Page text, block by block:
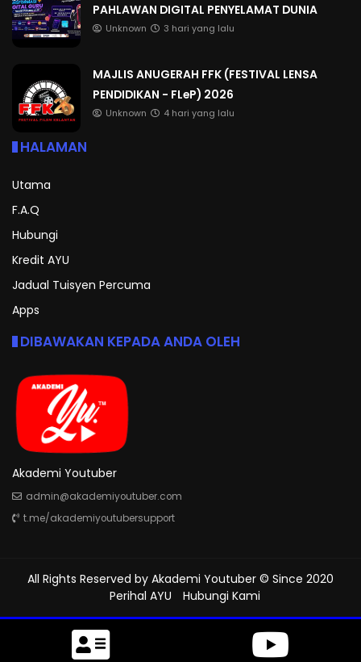
PAHLAWAN DIGITAL PENYELAMAT DUNIA
Unknown 3 hari yang lalu
MAJLIS ANUGERAH FFK (FESTIVAL LENSA
PENDIDIKAN - FLeP) 2026
Unknown 4 hari yang lalu
HALAMAN
Utama
F.A.Q
Hubungi
Kredit AYU
Jadual Tuisyen Percuma
Apps
DIBAWAKAN KEPADA ANDA OLEH
Akademi Youtuber
admin@akademiyoutuber.com
t.me/akademiyoutubersupport
All Rights Reserved by Akademi Youtuber © Since 2020
Perihal AYU
Hubungi Kami